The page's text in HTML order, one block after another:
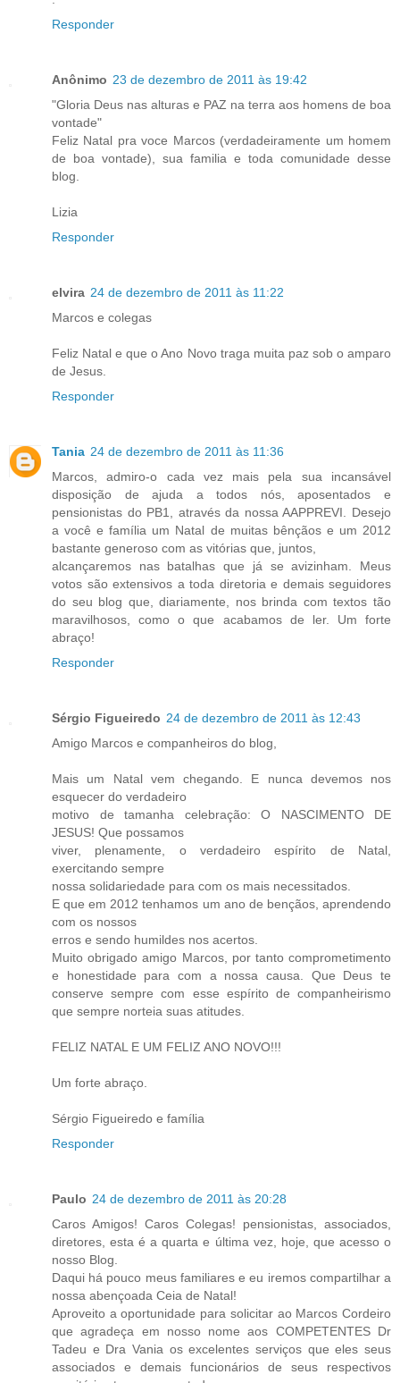
Responder
Anônimo 23 de dezembro de 2011 às 19:42
"Gloria Deus nas alturas e PAZ na terra aos homens de boa
vontade"
Feliz Natal pra voce Marcos (verdadeiramente um homem
de boa vontade), sua familia e toda comunidade desse
blog.
Lizia
Responder
elvira 24 de dezembro de 2011 às 11:22
Marcos e colegas
Feliz Natal e que o Ano Novo traga muita paz sob o amparo
de Jesus.
Responder
Tania 24 de dezembro de 2011 às 11:36
Marcos, admiro-o cada vez mais pela sua incansável
disposição de ajuda a todos nós, aposentados e
pensionistas do PB1, através da nossa AAPPREVI. Desejo
a você e família um Natal de muitas bênçãos e um 2012
bastante generoso com as vitórias que, juntos,
alcançaremos nas batalhas que já se avizinham. Meus
votos são extensivos a toda diretoria e demais seguidores
do seu blog que, diariamente, nos brinda com textos tão
maravilhosos, como o que acabamos de ler. Um forte
abraço!
Responder
Sérgio Figueiredo 24 de dezembro de 2011 às 12:43
Amigo Marcos e companheiros do blog,
Mais um Natal vem chegando. E nunca devemos nos
esquecer do verdadeiro
motivo de tamanha celebração: O NASCIMENTO DE
JESUS! Que possamos
viver, plenamente, o verdadeiro espírito de Natal,
exercitando sempre
nossa solidariedade para com os mais necessitados.
E que em 2012 tenhamos um ano de bençãos, aprendendo
com os nossos
erros e sendo humildes nos acertos.
Muito obrigado amigo Marcos, por tanto comprometimento
e honestidade para com a nossa causa. Que Deus te
conserve sempre com esse espírito de companheirismo
que sempre norteia suas atitudes.
FELIZ NATAL E UM FELIZ ANO NOVO!!!
Um forte abraço.
Sérgio Figueiredo e família
Responder
Paulo 24 de dezembro de 2011 às 20:28
Caros Amigos! Caros Colegas! pensionistas, associados,
diretores, esta é a quarta e última vez, hoje, que acesso o
nosso Blog.
Daqui há pouco meus familiares e eu iremos compartilhar a
nossa abençoada Ceia de Natal!
Aproveito a oportunidade para solicitar ao Marcos Cordeiro
que agradeça em nosso nome aos COMPETENTES Dr
Tadeu e Dra Vania os excelentes serviços que eles seus
associados e demais funcionários de seus respectivos